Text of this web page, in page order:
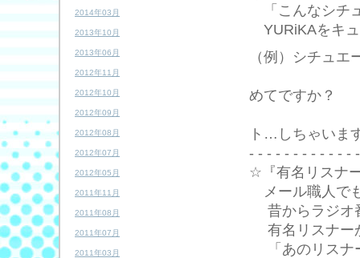
2014年03月
2013年10月
2013年06月
2012年11月
2012年10月
2012年09月
2012年08月
2012年07月
2012年05月
2011年11月
2011年08月
2011年07月
2011年03月
「こんなシチ
YURiKAをキ
（例）シチュ
めてですか？
ト…しちゃいま
- - - - - - - - - - - -
☆『有名リスナ
メール職人で
昔からラジオ
有名リスナー
「あのリスナ